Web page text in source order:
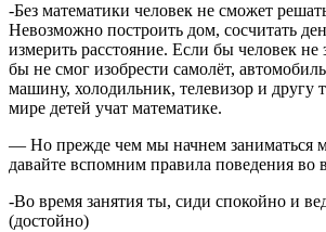
-Без математики человек не сможет
Невозможно построить дом, сосчитать
измерить расстояние. Если бы человек не
бы не смог изобрести самолёт,
машину, холодильник, телевизор и другу
мире детей учат математике.
— Но прежде чем мы начнем заниматься
давайте вспомним правила поведения во
-Во время занятия ты, сиди спокойно и
(достойно)